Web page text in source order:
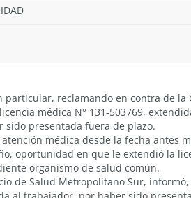
reclamando en contra de la
médica N° 131-503769,
sido presentada fuera de plazo.
médica desde la fecha antes
oportunidad en que le extendió la
organismo de salud común.
de Salud Metropolitano Sur,